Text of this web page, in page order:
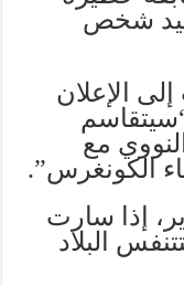
بيد شخص
الإعلان
مع
الكونغرس”.
المقال “في 20 يناير، إذا سارت
البلاد